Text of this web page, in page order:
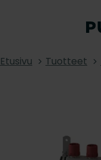
Etusivu Tuotteet